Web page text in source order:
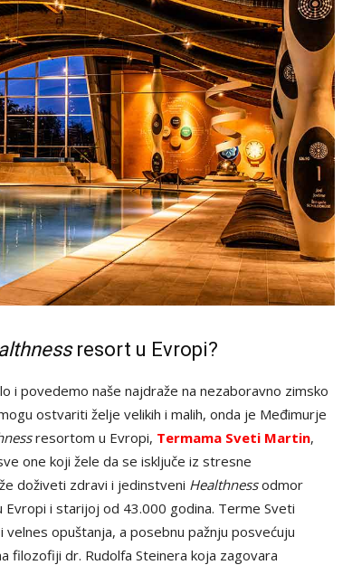
resort u Evropi?
i povedemo naše najdraže na nezaboravno zimsko
ostvariti želje velikih i malih, onda je Međimurje
resortom u Evropi, Termama Sveti Martin,
one koji žele da se isključe iz stresne
doživeti zdravi i jedinstveni Healthnessodmor
Evropi i starijoj od 43.000 godina. Terme Sveti
opuštanja, a posebnu pažnju posvećuju
filozofiji dr. Rudolfa Steinera koja zagovara